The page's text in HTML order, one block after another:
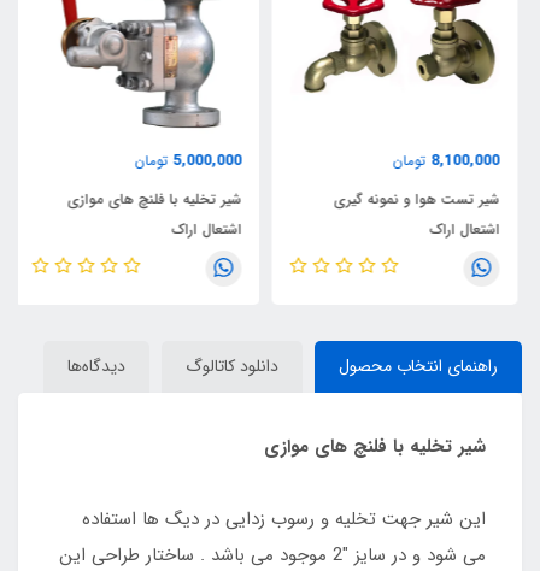
8,100,000 تومان
شیر تست هوا و نمونه گیری
اشتعال اراک
5,000,000 تومان
شیر تخلیه با فلنچ های موازی
اشتعال اراک
راهنمای انتخاب محصول دانلود کاتالوگ دیدگاه‌ها
شیر تخلیه با فلنچ های موازی
این شیر جهت تخلیه و رسوب زدایی در دیگ ها استفاده
می شود و در سایز "2 موجود می باشد . ساختار طراحی این